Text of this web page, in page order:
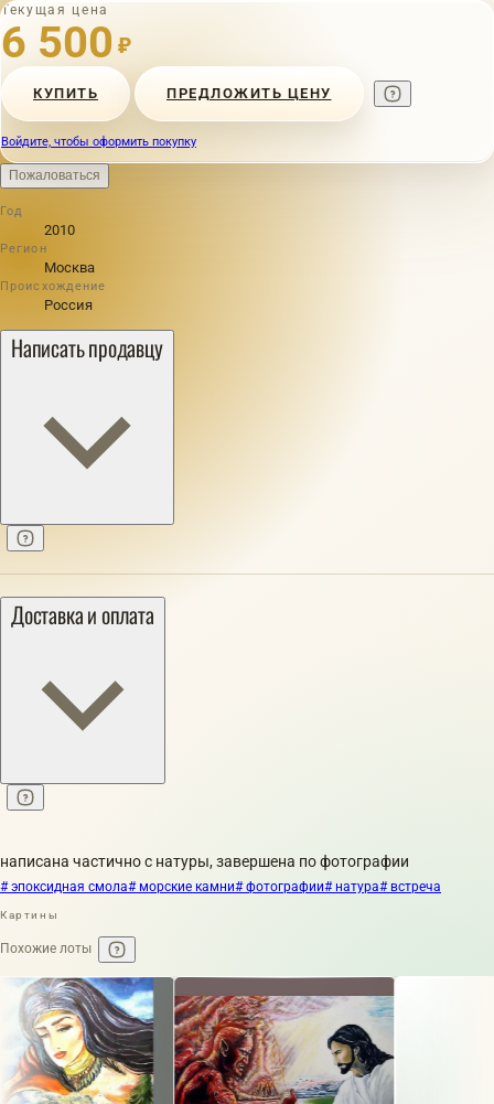
Текущая цена
6 500 ₽
КУПИТЬ ПРЕДЛОЖИТЬ ЦЕНУ
Войдите, чтобы оформить покупку
Пожаловаться
Год
2010
Регион
Москва
Происхождение
Россия
Написать продавцу
Доставка и оплата
написана частично с натуры, завершена по фотографии
# эпоксидная смола# морские камни# фотографии# натура# встреча
Картины
Похожие лоты